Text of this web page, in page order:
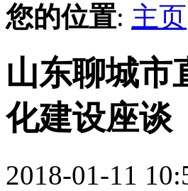
您的位置: 主页
山东聊城市
化建设座谈
2018-01-11